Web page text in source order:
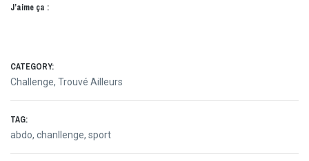
J’aime ça :
CATEGORY:
Challenge, Trouvé Ailleurs
TAG:
abdo, chanllenge, sport